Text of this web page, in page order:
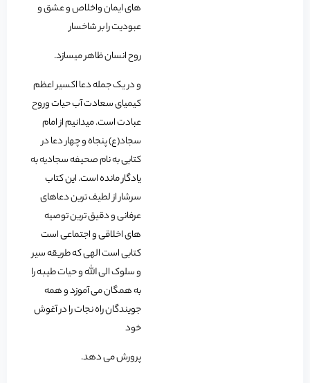
های ایمان واخلاص و عشق و
عبودیت را بر شاخسار
روح انسان ظاهر میسازد.
و در یک جمله دعا اکسیر اعظم
کیمیای سعادت آب حیات وروح
عبادت است. میدانیم از امام
سجاد(ع) پنجاه و چهار دعا در
کتابی به نام صحیفه سجادیه به
یادگار مانده است. این کتاب
سرشار از لطیف ترین دعاهای
عرفانی و دقیق ترین توصیه
های اخلاقی و اجتماعی است
کتابی است الهی که طریقه سیر
و سلوک الی الله و حیات طیبه را
به همگان می آموزد و همه
جویندگان راه نجات را در آغوش
خود
پرورش می دهد.